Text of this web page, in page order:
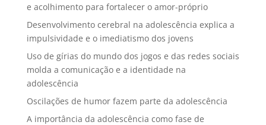
e acolhimento para fortalecer o amor-próprio
Desenvolvimento cerebral na adolescência explica a
impulsividade e o imediatismo dos jovens
Uso de gírias do mundo dos jogos e das redes sociais
molda a comunicação e a identidade na
adolescência
Oscilações de humor fazem parte da adolescência
A importância da adolescência como fase de